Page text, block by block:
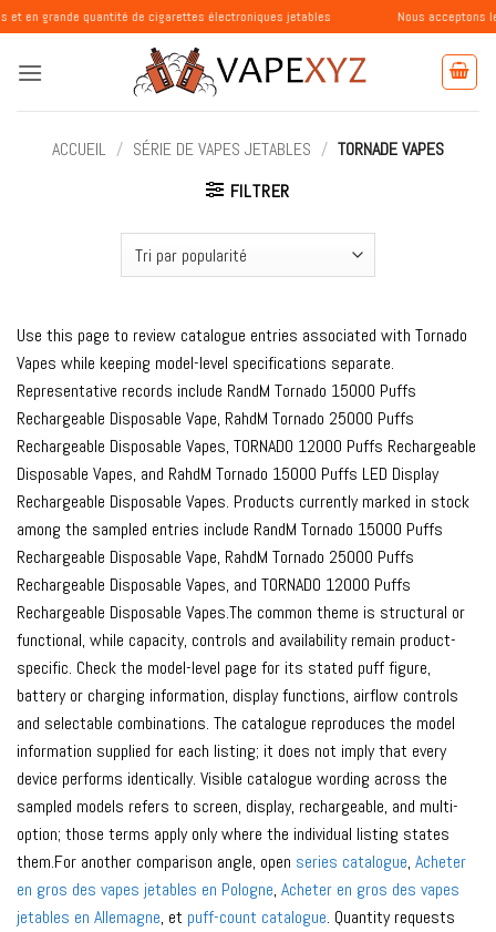
Passer
au
contenu
quantité de cigarettes électroniques jetables Nous acceptons les
ACCUEIL / SÉRIE DE VAPES JETABLES / TORNADE VAPES
FILTRER
Use this page to review catalogue entries associated with Tornado
Vapes while keeping model-level specifications separate.
Representative records include RandM Tornado 15000 Puffs
Rechargeable Disposable Vape, RahdM Tornado 25000 Puffs
Rechargeable Disposable Vapes, TORNADO 12000 Puffs Rechargeable
Disposable Vapes, and RahdM Tornado 15000 Puffs LED Display
Rechargeable Disposable Vapes. Products currently marked in stock
among the sampled entries include RandM Tornado 15000 Puffs
Rechargeable Disposable Vape, RahdM Tornado 25000 Puffs
Rechargeable Disposable Vapes, and TORNADO 12000 Puffs
Rechargeable Disposable Vapes.The common theme is structural or
functional, while capacity, controls and availability remain product-
specific. Check the model-level page for its stated puff figure,
battery or charging information, display functions, airflow controls
and selectable combinations. The catalogue reproduces the model
information supplied for each listing; it does not imply that every
device performs identically. Visible catalogue wording across the
sampled models refers to screen, display, rechargeable, and multi-
option; those terms apply only where the individual listing states
them.For another comparison angle, open series catalogue, Acheter
en gros des vapes jetables en Pologne, Acheter en gros des vapes
jetables en Allemagne, et puff-count catalogue. Quantity requests